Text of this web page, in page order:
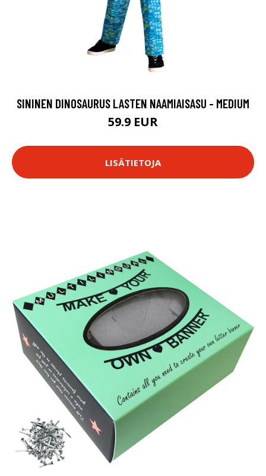
SININEN DINOSAURUS LASTEN NAAMIAISASU - MEDIUM
59.9 EUR
LISÄTIETOJA